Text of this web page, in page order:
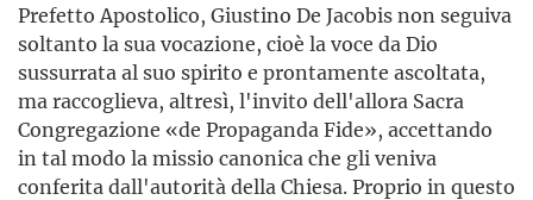
Prefetto Apostolico, Giustino De Jacobis non seguiva
soltanto la sua vocazione, cioè la voce da Dio
sussurrata al suo spirito e prontamente ascoltata,
ma raccoglieva, altresì, l'invito dell'allora Sacra
Congregazione «de Propaganda Fide», accettando
in tal modo la missio canonica che gli veniva
conferita dall'autorità della Chiesa. Proprio in questo